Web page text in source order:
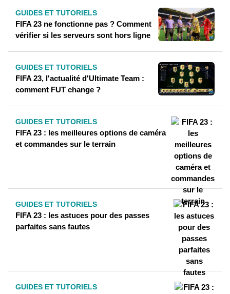
GUIDES ET TUTORIELS
FIFA 23 ne fonctionne pas ? Comment
vérifier si les serveurs sont hors ligne
GUIDES ET TUTORIELS
FIFA 23, l'actualité d'Ultimate Team :
comment FUT change ?
GUIDES ET TUTORIELS
FIFA 23 : les meilleures options de caméra
et commandes sur le terrain
GUIDES ET TUTORIELS
FIFA 23 : les astuces pour des passes
parfaites sans fautes
GUIDES ET TUTORIELS